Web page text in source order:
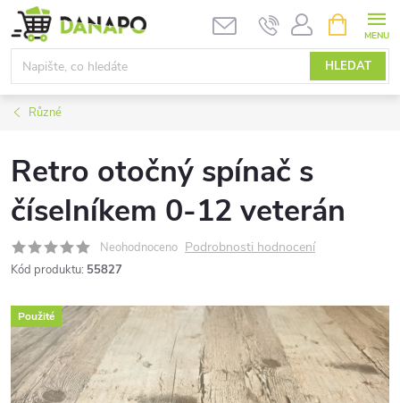
Přejít
na
obsah
HLEDAT
NÁKUPNÍ
KOŠÍK
Různé
Retro otočný spínač s
číselníkem 0-12 veterán
Neohodnoceno Podrobnosti hodnocení
Kód produktu: 55827
Použité